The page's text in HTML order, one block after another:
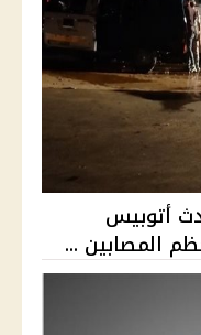
13 في حادث أتوبيس
المصابين ...